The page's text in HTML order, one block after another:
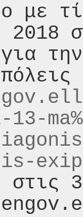
με
2018
στις